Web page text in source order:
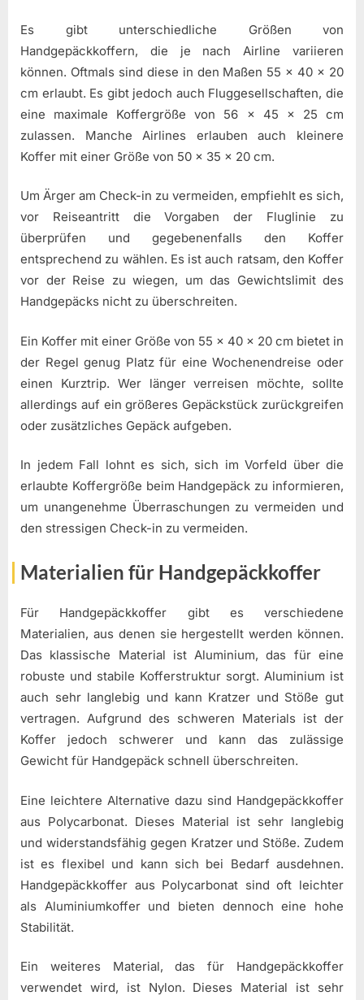
Es gibt unterschiedliche Größen von
Handgepäckkoffern, die je nach Airline variieren
können. Oftmals sind diese in den Maßen 55 x 40 x 20
cm erlaubt. Es gibt jedoch auch Fluggesellschaften, die
eine maximale Koffergröße von 56 x 45 x 25 cm
zulassen. Manche Airlines erlauben auch kleinere
Koffer mit einer Größe von 50 x 35 x 20 cm.
Um Ärger am Check-in zu vermeiden, empfiehlt es sich,
vor Reiseantritt die Vorgaben der Fluglinie zu
überprüfen und gegebenenfalls den Koffer
entsprechend zu wählen. Es ist auch ratsam, den Koffer
vor der Reise zu wiegen, um das Gewichtslimit des
Handgepäcks nicht zu überschreiten.
Ein Koffer mit einer Größe von 55 x 40 x 20 cm bietet in
der Regel genug Platz für eine Wochenendreise oder
einen Kurztrip. Wer länger verreisen möchte, sollte
allerdings auf ein größeres Gepäckstück zurückgreifen
oder zusätzliches Gepäck aufgeben.
In jedem Fall lohnt es sich, sich im Vorfeld über die
erlaubte Koffergröße beim Handgepäck zu informieren,
um unangenehme Überraschungen zu vermeiden und
den stressigen Check-in zu vermeiden.
Materialien für Handgepäckkoffer
Für Handgepäckkoffer gibt es verschiedene
Materialien, aus denen sie hergestellt werden können.
Das klassische Material ist Aluminium, das für eine
robuste und stabile Kofferstruktur sorgt. Aluminium ist
auch sehr langlebig und kann Kratzer und Stöße gut
vertragen. Aufgrund des schweren Materials ist der
Koffer jedoch schwerer und kann das zulässige
Gewicht für Handgepäck schnell überschreiten.
Eine leichtere Alternative dazu sind Handgepäckkoffer
aus Polycarbonat. Dieses Material ist sehr langlebig
und widerstandsfähig gegen Kratzer und Stöße. Zudem
ist es flexibel und kann sich bei Bedarf ausdehnen.
Handgepäckkoffer aus Polycarbonat sind oft leichter
als Aluminiumkoffer und bieten dennoch eine hohe
Stabilität.
Ein weiteres Material, das für Handgepäckkoffer
verwendet wird, ist Nylon. Dieses Material ist sehr